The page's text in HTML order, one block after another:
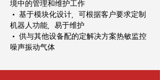
境中的管理和维护工作
• 基于模块化设计，可根据客户要求定制
机器人功能，易于维护
• 供与其他设备配的定解决方案热敏监控
噪声振动气体